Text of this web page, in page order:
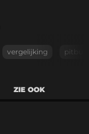
vergelijking
ZIE OOK